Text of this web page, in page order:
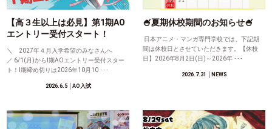
【高３生以上は必見】第1期AO
エントリー受付スタート！
＼ 2027年４月入学希望のみなさんへ
／ 6/1(月)からⅠ期AOエントリー受付スター
ト！Ⅰ期締め切りは2026年10月10 ･･･
2026.6.5│AO入試
🍧夏期休校期間のお知らせ🍧
日本アニメ・マンガ専門学校では、下記期
間は休校日とさせていただきます。【休校
日】2026年8月2日(日)～2026年 ･･･
2026.7.31 │NEWS